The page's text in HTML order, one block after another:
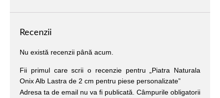
Recenzii
Nu există recenzii până acum.
Fii primul care scrii o recenzie pentru „Piatra Naturala
Onix Alb Lastra de 2 cm pentru piese personalizate”
Adresa ta de email nu va fi publicată. Câmpurile obligatorii